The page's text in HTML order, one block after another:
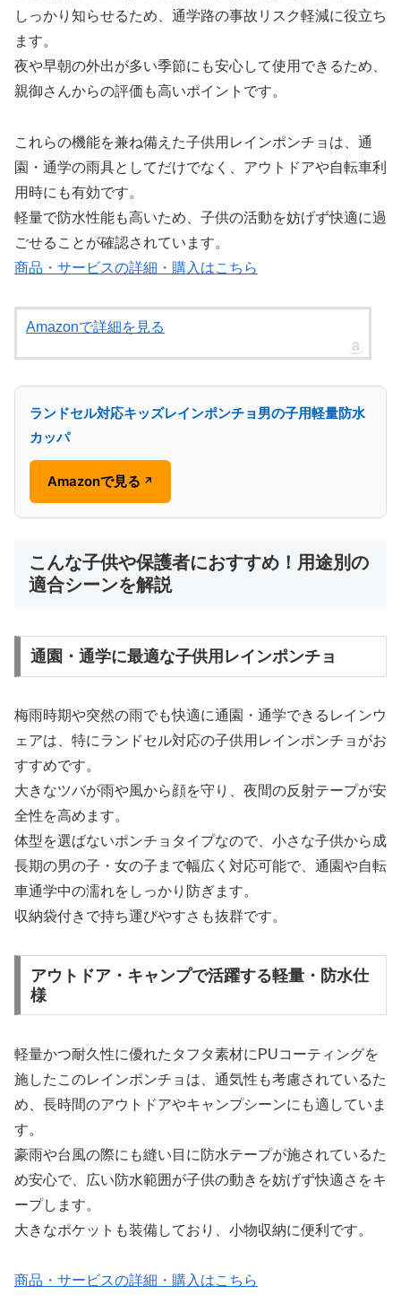
しっかり知らせるため、通学路の事故リスク軽減に役立ち
ます。
夜や早朝の外出が多い季節にも安心して使用できるため、
親御さんからの評価も高いポイントです。
これらの機能を兼ね備えた子供用レインポンチョは、通
園・通学の雨具としてだけでなく、アウトドアや自転車利
用時にも有効です。
軽量で防水性能も高いため、子供の活動を妨げず快適に過
ごせることが確認されています。
商品・サービスの詳細・購入はこちら
Amazonで詳細を見る
ランドセル対応キッズレインポンチョ男の子用軽量防水
カッパ
Amazonで見る ↗
こんな子供や保護者におすすめ！用途別の
適合シーンを解説
通園・通学に最適な子供用レインポンチョ
梅雨時期や突然の雨でも快適に通園・通学できるレインウ
ェアは、特にランドセル対応の子供用レインポンチョがお
すすめです。
大きなツバが雨や風から顔を守り、夜間の反射テープが安
全性を高めます。
体型を選ばないポンチョタイプなので、小さな子供から成
長期の男の子・女の子まで幅広く対応可能で、通園や自転
車通学中の濡れをしっかり防ぎます。
収納袋付きで持ち運びやすさも抜群です。
アウトドア・キャンプで活躍する軽量・防水仕
様
軽量かつ耐久性に優れたタフタ素材にPUコーティングを
施したこのレインポンチョは、通気性も考慮されているた
め、長時間のアウトドアやキャンプシーンにも適していま
す。
豪雨や台風の際にも縫い目に防水テープが施されているた
め安心で、広い防水範囲が子供の動きを妨げず快適さをキ
ープします。
大きなポケットも装備しており、小物収納に便利です。
商品・サービスの詳細・購入はこちら